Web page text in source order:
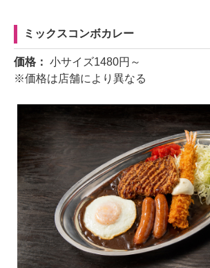
ミックスコンボカレー
価格： 小サイズ1480円～
※価格は店舗により異なる